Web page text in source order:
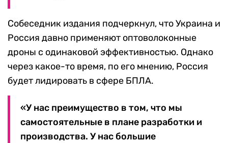
Собеседник издания подчеркнул, что Украина и
Россия давно применяют оптоволоконные
дроны с одинаковой эффективностью. Однако
через какое-то время, по его мнению, Россия
будет лидировать в сфере БПЛА.
«У нас преимущество в том, что мы
самостоятельные в плане разработки и
производства. У нас большие